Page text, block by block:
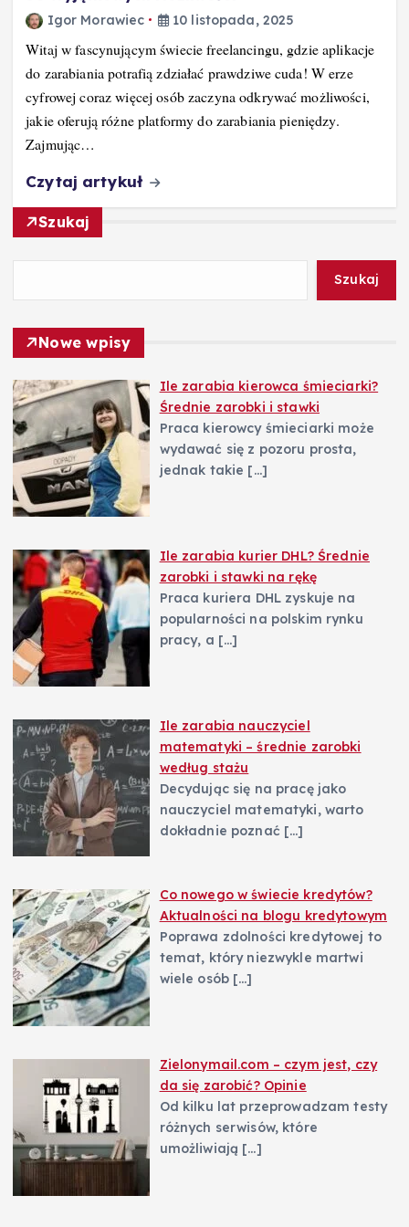
Igor Morawiec 10 listopada, 2025
Witaj w fascynującym świecie freelancingu, gdzie aplikacje
do zarabiania potrafią zdziałać prawdziwe cuda! W erze
cyfrowej coraz więcej osób zaczyna odkrywać możliwości,
jakie oferują różne platformy do zarabiania pieniędzy.
Zajmując…
Czytaj artykuł
Szukaj
Szukaj
Nowe wpisy
Ile zarabia kierowca śmieciarki?
Średnie zarobki i stawki
Praca kierowcy śmieciarki może
wydawać się z pozoru prosta,
jednak takie […]
Ile zarabia kurier DHL? Średnie
zarobki i stawki na rękę
Praca kuriera DHL zyskuje na
popularności na polskim rynku
pracy, a […]
Ile zarabia nauczyciel
matematyki – średnie zarobki
według stażu
Decydując się na pracę jako
nauczyciel matematyki, warto
dokładnie poznać […]
Co nowego w świecie kredytów?
Aktualności na blogu kredytowym
Poprawa zdolności kredytowej to
temat, który niezwykle martwi
wiele osób […]
Zielonymail.com – czym jest, czy
da się zarobić? Opinie
Od kilku lat przeprowadzam testy
różnych serwisów, które
umożliwiają […]